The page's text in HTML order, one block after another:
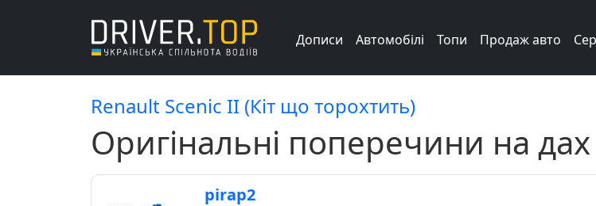
Дописи Автомобілі Топи Продаж авто
Renault Scenic II (Кіт що торохтить)
Оригінальні поперечини на дах
pirap2